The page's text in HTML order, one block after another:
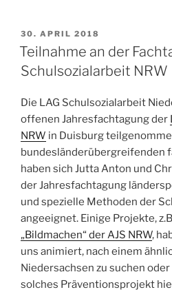
VERÖFFENTLICHT
AM
30. APRIL 2018
Teilnahme an der
Schulsozialarbeit NRW
Die LAG Schulsozialarbeit
offenen Jahresfachtagung der
NRW in Duisburg
bundesländerübergreifenden
haben sich Jutta Anton und
der Jahresfachtagung
und spezielle Methoden der
angeeignet. Einige Projekte,
„Bildmachen“ der AJS NRW,
uns animiert, nach einem
Niedersachsen zu suchen
solches Präventionsprojekt